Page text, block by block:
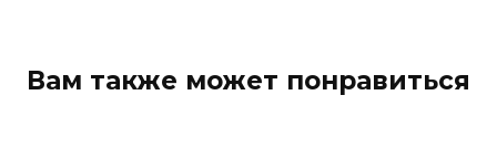
Вам также может понравиться